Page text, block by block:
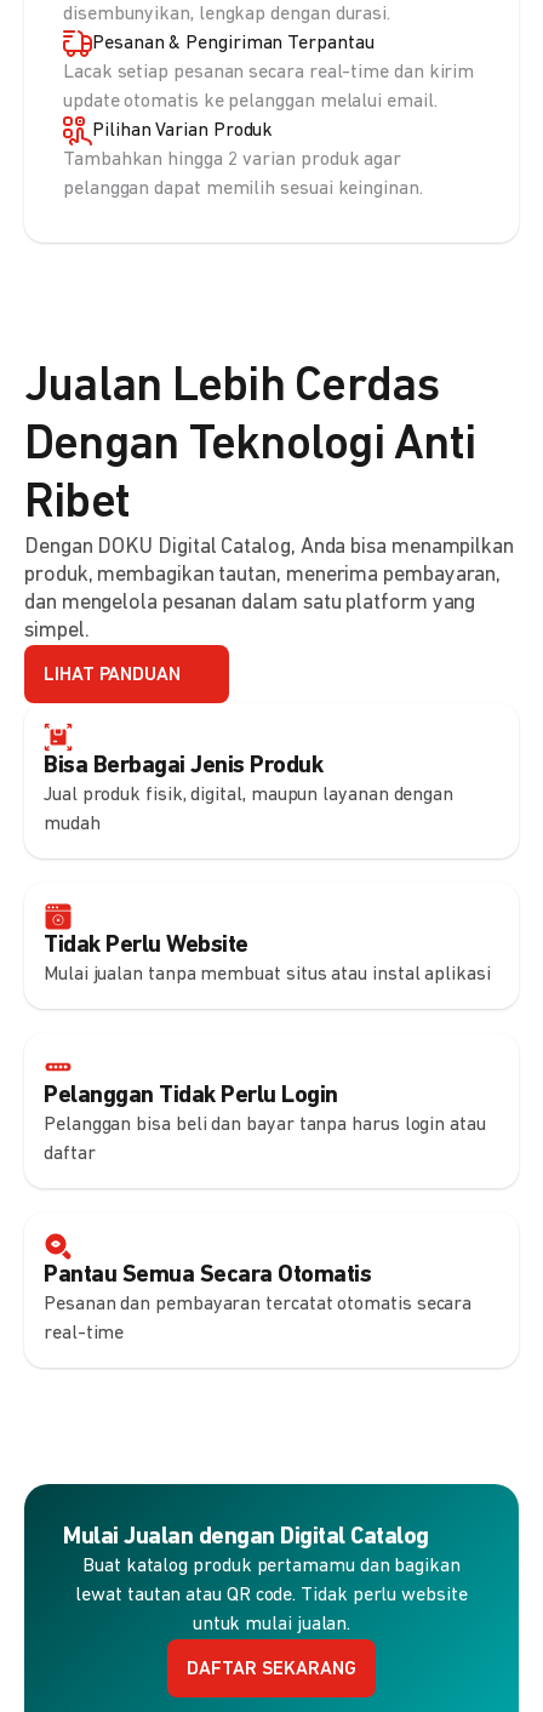
disembunyikan, lengkap dengan durasi.
Pesanan & Pengiriman Terpantau
Lacak setiap pesanan secara real-time dan kirim
update otomatis ke pelanggan melalui email.
Pilihan Varian Produk
Tambahkan hingga 2 varian produk agar
pelanggan dapat memilih sesuai keinginan.
Bisa Berbagai Jenis Produk
Jual produk fisik, digital, maupun layanan dengan
mudah
Tidak Perlu Website
Mulai jualan tanpa membuat situs atau instal aplikasi
Pelanggan Tidak Perlu Login
Pelanggan bisa beli dan bayar tanpa harus login atau
daftar
Pantau Semua Secara Otomatis
Pesanan dan pembayaran tercatat otomatis secara
real-time
Jualan Lebih Cerdas
Dengan Teknologi Anti
Ribet
Dengan DOKU Digital Catalog, Anda bisa menampilkan
produk, membagikan tautan, menerima pembayaran,
dan mengelola pesanan dalam satu platform yang
simpel.
LIHAT PANDUAN
Mulai Jualan dengan Digital Catalog
Buat katalog produk pertamamu dan bagikan
lewat tautan atau QR code. Tidak perlu website
untuk mulai jualan.
DAFTAR SEKARANG